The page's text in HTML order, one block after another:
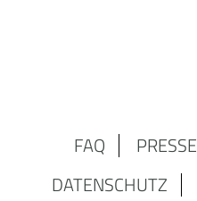
FAQ PRESSE
DATENSCHUTZ